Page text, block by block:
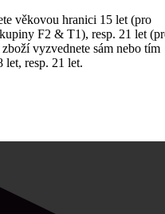
věkovou hranici 15 let (pro
F2 & T1), resp. 21 let
vyzvednete sám nebo tím
let, resp. 21 let.